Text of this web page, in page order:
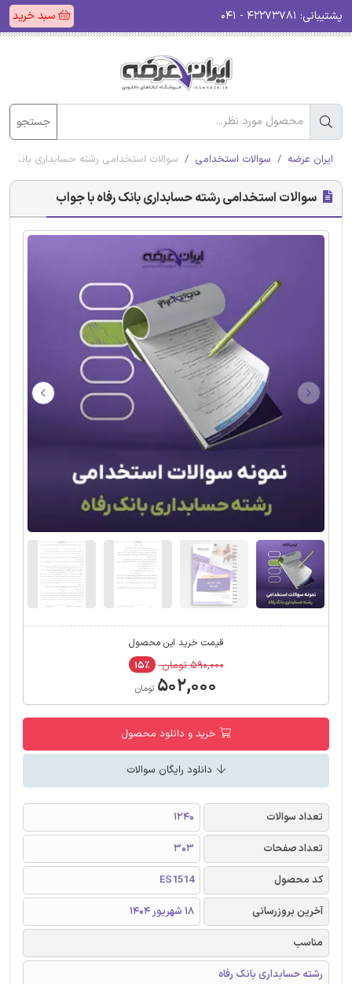
پشتیبانی: سبد خرید
جستجو
ایران عرضه سوالات استخدامی سوالات استخدامی رشته حسابداری بانک
سوالات استخدامی رشته حسابداری بانک رفاه با جواب
قیمت خرید این محصول
۵۹۰,۰۰۰ تومان ۱۵٪
۵۰۲,۰۰۰ تومان
خرید و دانلود محصول
دانلود رایگان سوالات
تعداد سوالات
1240
تعداد صفحات
303
کد محصول
ES1514
آخرین بروزرسانی
18 شهریور 1404
مناسب
رشته حسابداری بانک رفاه